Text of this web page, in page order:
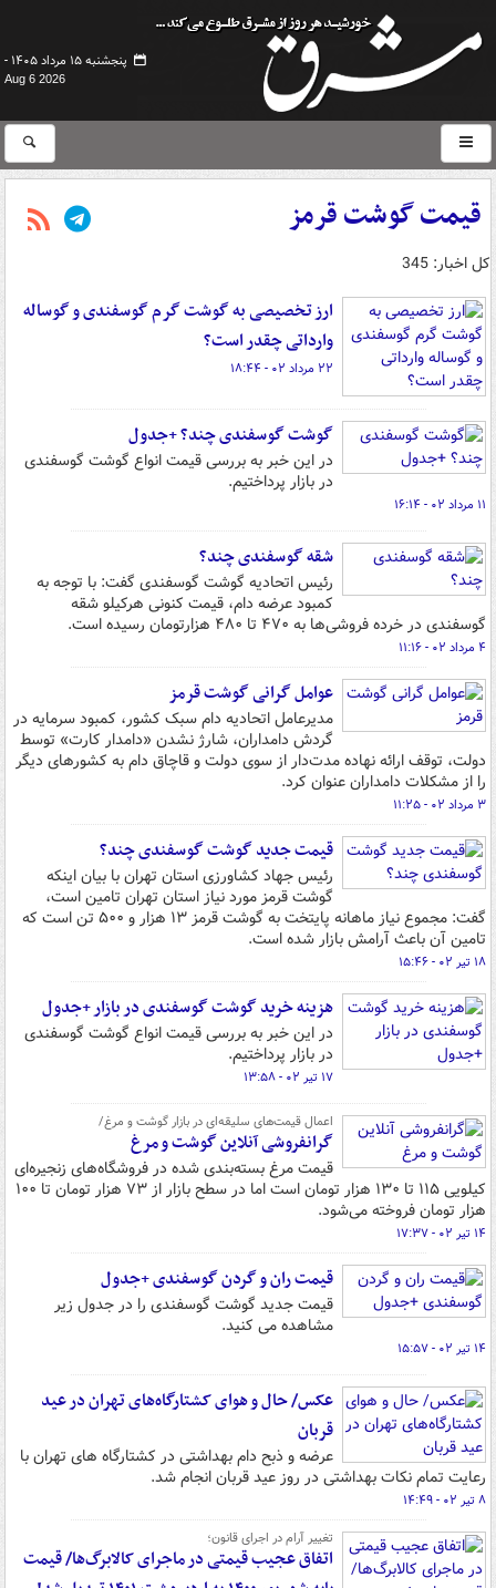
پنجشنبه ۱۵ مرداد ۱۴۰۵ -
Aug 6 2026
قیمت گوشت قرمز
کل اخبار: 345
ارز تخصیصی به گوشت گرم گوسفندی و گوساله
وارداتی چقدر است؟
۲۲ مرداد ۰۲ - ۱۸:۴۴
گوشت گوسفندی چند؟ +جدول
در این خبر به بررسی قیمت انواع گوشت گوسفندی
در بازار پرداختیم.
۱۱ مرداد ۰۲ - ۱۶:۱۴
شقه گوسفندی چند؟
رئیس اتحادیه گوشت گوسفندی گفت: با توجه به
کمبود عرضه دام، قیمت کنونی هرکیلو شقه
گوسفندی در خرده فروشی‌ها به ۴۷۰ تا ۴۸۰ هزارتومان رسیده است.
۴ مرداد ۰۲ - ۱۱:۱۶
عوامل گرانی گوشت قرمز ‌
مدیرعامل اتحادیه دام سبک کشور، کمبود سرمایه در
گردش دامداران، شارژ نشدن «دامدار کارت» توسط
دولت، توقف ارائه نهاده مدت‌دار از سوی دولت و قاچاق دام به کشورهای دیگر
را از مشکلات دامداران عنوان کرد.
۳ مرداد ۰۲ - ۱۱:۲۵
قیمت جدید گوشت گوسفندی چند؟
رئیس جهاد کشاورزی استان تهران با بیان اینکه
گوشت قرمز مورد نیاز استان تهران تامین است،
گفت: مجموع نیاز ماهانه پایتخت به گوشت قرمز ۱۳ هزار و ۵۰۰ تن است که
تامین آن باعث آرامش بازار شده است.
۱۸ تیر ۰۲ - ۱۵:۴۶
هزینه خرید گوشت گوسفندی در بازار +جدول
در این خبر به بررسی قیمت انواع گوشت گوسفندی
در بازار پرداختیم.
۱۷ تیر ۰۲ - ۱۳:۵۸
اعمال قیمت‌های‌ سلیقه‌ای‌ در بازار گوشت و مرغ/
گرانفروشی آنلاین‌ گوشت و مرغ
قیمت مرغ بسته‌بندی شده در فروشگاه‌های زنجیره‌ای
کیلویی ۱۱۵ تا ۱۳۰ هزار تومان است اما در سطح بازار از ۷۳ هزار تومان تا ۱۰۰
هزار تومان فروخته می‌شود.
۱۴ تیر ۰۲ - ۱۷:۳۷
قیمت ران و گردن گوسفندی +جدول
قیمت جدید گوشت گوسفندی را در جدول زیر
مشاهده می کنید.
۱۴ تیر ۰۲ - ۱۵:۵۷
عکس/ حال و هوای کشتارگاه‌های تهران در عید
قربان
عرضه و ذبح دام بهداشتی در کشتارگاه های تهران با
رعایت تمام نکات بهداشتی در روز عید قربان انجام شد.
۸ تیر ۰۲ - ۱۴:۴۹
تغییر آرام در اجرای قانون؛
اتفاق عجیب قیمتی در ماجرای کالابرگ‌ها/ قیمت